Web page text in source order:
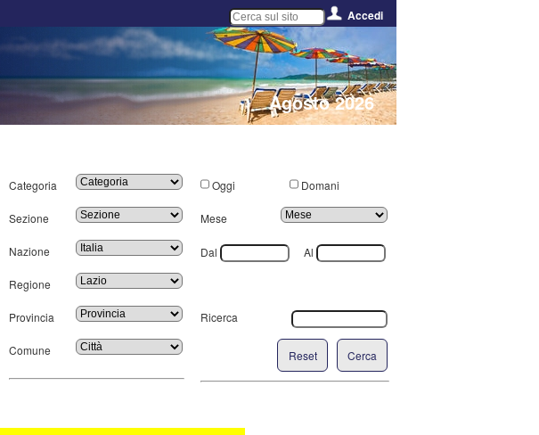
Accedi
Agosto 2026
Categoria
Sezione
Nazione
Regione
Provincia
Comune
Oggi Domani
Mese
Dal Al
Ricerca
Cerca
Reset